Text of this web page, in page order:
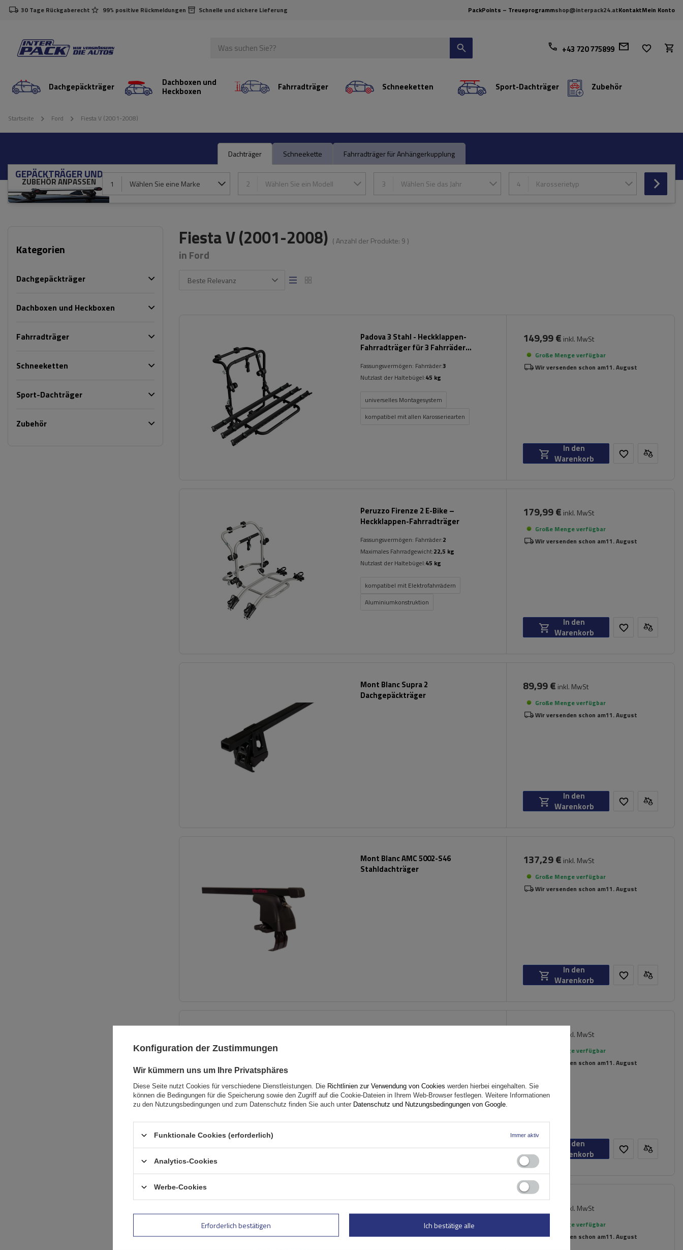
30 Tage Rückgaberecht 99% positive Rückmeldungen Schnelle und sichere Lieferung PackPoints – Treueprogrammshop@interpack24.atKontaktMein Konto
+43 720 775899
Dachgepäckträger Dachboxen und
Heckboxen Fahrradträger Schneeketten Sport-Dachträger Zubehör
Startseite Ford Fiesta V (2001-2008)
Dachträger Schneekette Fahrradträger für Anhängerkupplung
GEPÄCKTRÄGER UND
ZUBEHÖR ANPASSEN 1 Wählen Sie eine Marke 2 Wählen Sie ein Modell 3 Wählen Sie das Jahr 4 Karosserietyp
Kategorien
Dachgepäckträger
Dachboxen und Heckboxen
Fahrradträger
Schneeketten
Sport-Dachträger
Zubehör
Fiesta V (2001-2008) ( Anzahl der Produkte: 9 )
in Ford
Beste Relevanz
Padova 3 Stahl - Heckklappen-
Fahrradträger für 3 Fahrräder
Fassungsvermögen: Fahrräder:3
Nutzlast der Haltebügel:45 kg
universelles Montagesystem
kompatibel mit allen Karosseriearten
149,99 € inkl. MwSt
Große Menge verfügbar
Wir versenden schon am11. August
In den
Warenkorb
Peruzzo Firenze 2 E-Bike –
Heckklappen-Fahrradträger
Fassungsvermögen: Fahrräder:2
Maximales Fahrradgewicht:22,5 kg
Nutzlast der Haltebügel:45 kg
kompatibel mit Elektrofahrrädern
Aluminiumkonstruktion
179,99 € inkl. MwSt
Große Menge verfügbar
Wir versenden schon am11. August
In den
Warenkorb
Mont Blanc Supra 2
Dachgepäckträger
89,99 € inkl. MwSt
Große Menge verfügbar
Wir versenden schon am11. August
In den
Warenkorb
Mont Blanc AMC 5002-S46
Stahldachträger
137,29 € inkl. MwSt
Große Menge verfügbar
Wir versenden schon am11. August
In den
Warenkorb
inkl. MwSt
Große Menge verfügbar
Wir versenden schon am11. August
In den
Warenkorb
Aluminium-Dachträger
inkl. MwSt
Große Menge verfügbar
Wir versenden schon am11. August
Konfiguration der Zustimmungen
Wir kümmern uns um Ihre Privatsphäres
Diese Seite nutzt Cookies für verschiedene Dienstleistungen. Die Richtlinien zur Verwendung von Cookies werden hierbei eingehalten. Sie
können die Bedingungen für die Speicherung sowie den Zugriff auf die Cookie-Dateien in Ihrem Web-Browser festlegen. Weitere Informationen
zu den Nutzungsbedingungen und zum Datenschutz finden Sie auch unter Datenschutz und Nutzungsbedingungen von Google
Funktionale Cookies (erforderlich) Immer aktiv
Analytics-Cookies
Werbe-Cookies
Erforderlich bestätigen Ich bestätige alle